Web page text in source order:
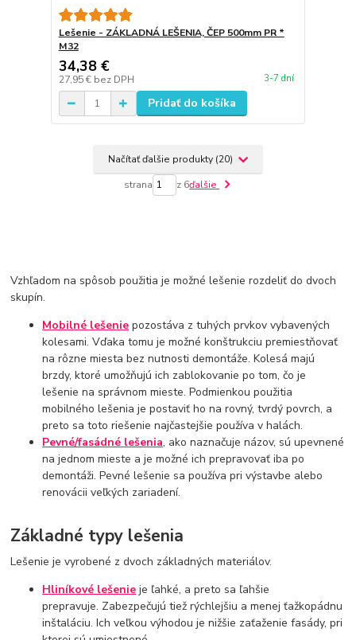
Lešenie - ZÁKLADNÁ LEŠENIA, ČEP 500mm PR *
M32
34,38 €
27,95 € bez DPH 3-7 dní
Pridať do košíka
Načítať ďalšie produkty (20)
strana z 6ďalšie
Vzhľadom na spôsob použitia je možné lešenie rozdeliť do dvoch
skupín.
Mobilné lešenie pozostáva z tuhých prvkov vybavených
kolesami. Vďaka tomu je možné konštrukciu premiestňovať
na rôzne miesta bez nutnosti demontáže. Kolesá majú
brzdy, ktoré umožňujú ich zablokovanie po tom, čo je
lešenie na správnom mieste. Podmienkou použitia
mobilného lešenia je postaviť ho na rovný, tvrdý povrch, a
preto sa toto riešenie najčastejšie používa v halách.
Pevné/fasádné lešenia, ako naznačuje názov, sú upevnené
na jednom mieste a je možné ich prepravovať iba po
demontáži. Pevné lešenie sa používa pri výstavbe alebo
renovácii veľkých zariadení.
Základné typy lešenia
Lešenie je vyrobené z dvoch základných materiálov.
Hliníkové lešenie je ľahké, a preto sa ľahšie
prepravuje. Zabezpečujú tiež rýchlejšiu a menej ťažkopádnu
inštaláciu. Ich veľkou výhodou je nižšie zaťaženie fasády, pri